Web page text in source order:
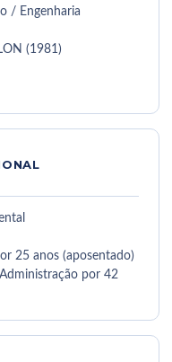
/ Engenharia
(1981)
25 anos (aposentado)
por 42